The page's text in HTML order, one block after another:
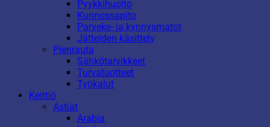
Pyykkihuolto
Kunnossapito
Parveke- ja kynnysmatot
Jätteiden käsittely
Pienrauta
Sähkötarvikkeet
Turvatuotteet
Työkalut
Keittiö
Astiat
Arabia